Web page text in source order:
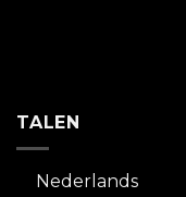
TALEN
Nederlands